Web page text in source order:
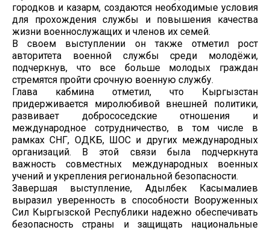
городков и казарм, создаются необходимые условия
для прохождения службы и повышения качества
жизни военнослужащих и членов их семей.
В своем выступлении он также отметил рост
авторитета военной службы среди молодёжи,
подчеркнув, что все больше молодых граждан
стремятся пройти срочную военную службу.
Глава кабмина отметил, что Кыргызстан
придерживается миролюбивой внешней политики,
развивает добрососедские отношения и
международное сотрудничество, в том числе в
рамках СНГ, ОДКБ, ШОС и других международных
организаций. В этой связи была подчеркнута
важность совместных международных военных
учений и укрепления региональной безопасности.
Завершая выступление, Адылбек Касымалиев
выразил уверенность в способности Вооруженных
Сил Кыргызской Республики надежно обеспечивать
безопасность страны и защищать национальные